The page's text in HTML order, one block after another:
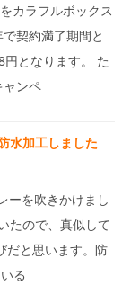
カラフルボックス
契約満了期間と
となります。 た
ャンペ
水加工しました
ーを吹きかけまし
たので、真似して
だと思います。防
る